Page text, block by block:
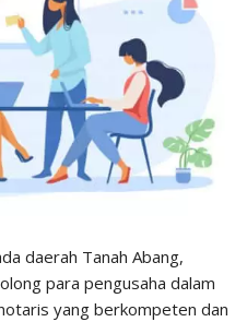
daerah Tanah Abang,
para pengusaha dalam
yang berkompeten dan